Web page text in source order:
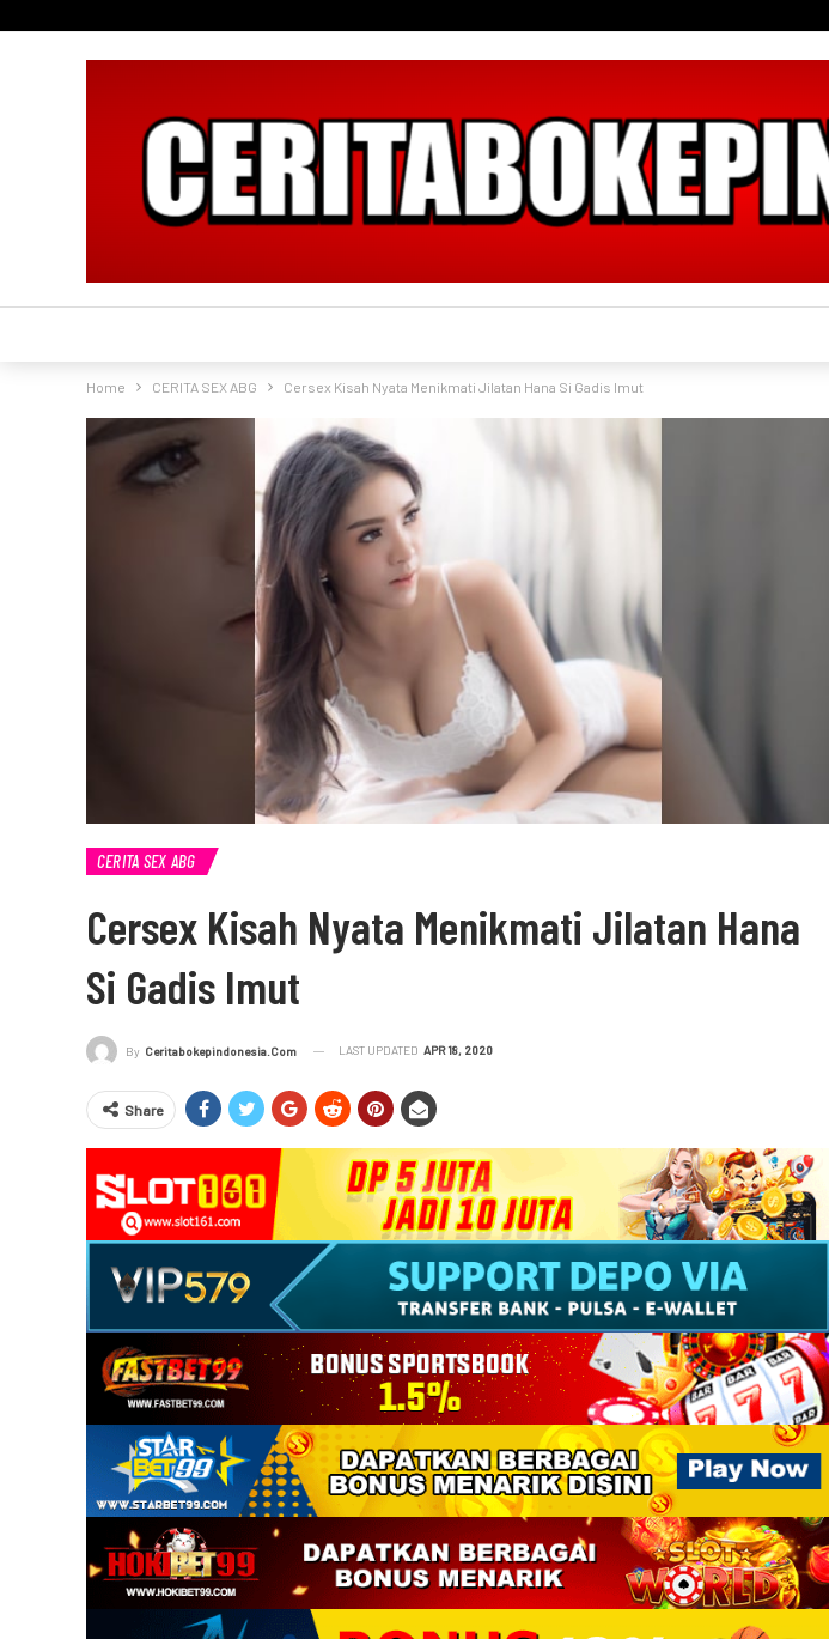
Home CERITA SEX ABG Cersex Kisah Nyata Menikmati Jilatan Hana Si Gadis Imut
CERITA SEX ABG
Cersex Kisah Nyata Menikmati Jilatan Hana
Si Gadis Imut
By Ceritabokepindonesia.com LAST UPDATED APR 18, 2020
Share